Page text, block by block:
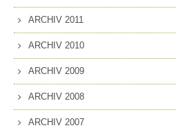
ARCHIV 2011
ARCHIV 2010
ARCHIV 2009
ARCHIV 2008
ARCHIV 2007